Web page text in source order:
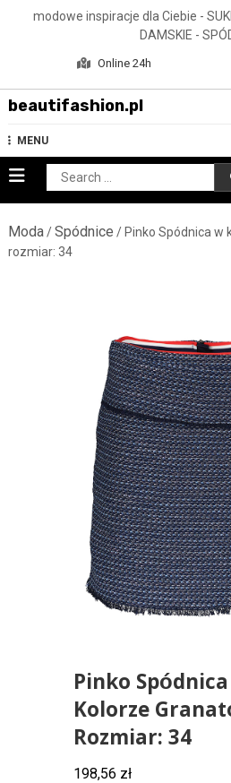
modowe inspiracje dla Ciebie -
DAMSKIE -
Online 24h
beautifashion.pl
MENU
Search
for:
Moda/Spódnice / Pinko Spódnica w
rozmiar: 34
Pinko
Kolorze
Rozmiar: 34
198,56 zł